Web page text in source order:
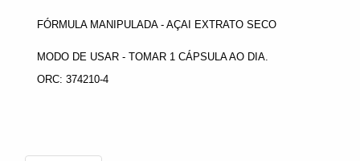
FÓRMULA MANIPULADA - AÇAI EXTRATO SECO
MODO DE USAR - TOMAR 1 CÁPSULA AO DIA.
ORC: 374210-4